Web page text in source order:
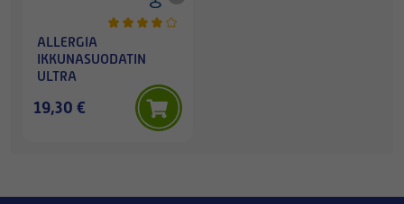
ALLERGIA
IKKUNASUODATIN
ULTRA
19,30 €